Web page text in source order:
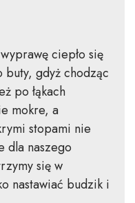
ciepło się
gdyż chodząc
po łąkach
mokre, a
stopami nie
dla naszego
się w
nastawiać budzik i